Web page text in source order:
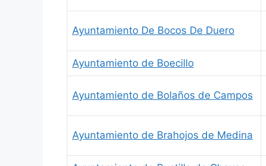
Ayuntamiento De Bocos De Duero
Ayuntamiento de Boecillo
Ayuntamiento de Bolaños de Campos
Ayuntamiento de Brahojos de Medina